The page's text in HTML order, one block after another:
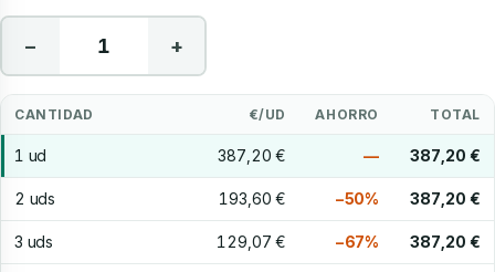
− +
CANTIDAD €/UD AHORRO TOTAL
1 ud 387,20 € — 387,20 €
2 uds 193,60 € −50% 387,20 €
3 uds 129,07 € −67% 387,20 €